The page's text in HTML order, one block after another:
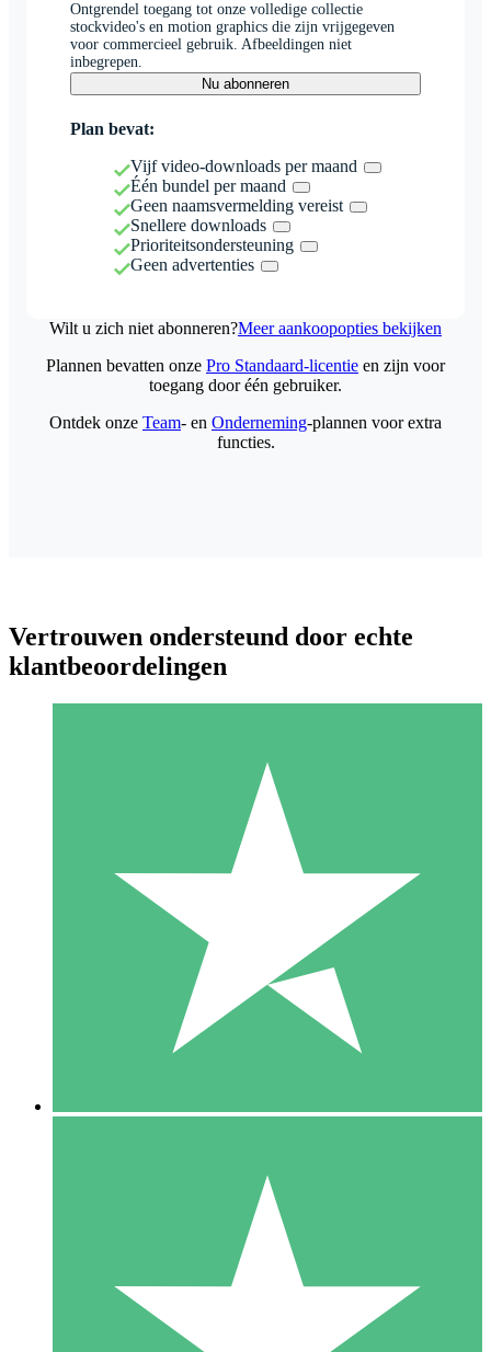
Ontgrendel toegang tot onze volledige collectie
stockvideo's en motion graphics die zijn vrijgegeven
voor commercieel gebruik. Afbeeldingen niet
inbegrepen.
Nu abonneren
Plan bevat:
Vijf video-downloads per maand
Één bundel per maand
Geen naamsvermelding vereist
Snellere downloads
Prioriteitsondersteuning
Geen advertenties
Wilt u zich niet abonneren?Meer aankoopopties bekijken
Individuele Creditpakketten
Betaal per gebruik met downloadtegoeden. Geen maandelijkse
1000
10 Downloaden
20 00
Plannen bevatten onze Pro Standaard-licentie en zijn voor
toegang door één gebruiker.
Ontdek onze Team- en Onderneming-plannen voor extra
functies.
Vertrouwen ondersteund door echte
klantbeoordelingen